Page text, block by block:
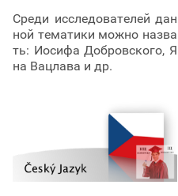
Среди исследователей дан
ной тематики можно назва
ть: Иосифа Добровского, Я
на Вацлава и др.